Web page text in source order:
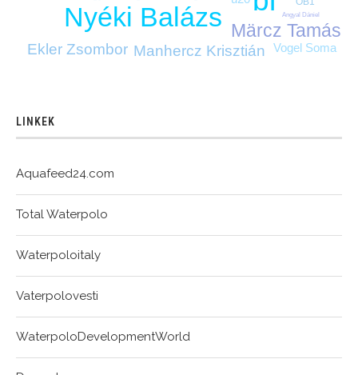
Nyéki Balázs Märcz Tamás
Ekler Zsombor Manhercz Krisztián Vogel Soma
Angyal Dániel
LINKEK
Aquafeed24.com
Total Waterpolo
Waterpoloitaly
Vaterpolovesti
WaterpoloDevelopmentWorld